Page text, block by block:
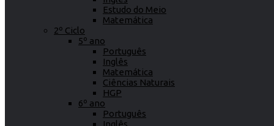
Estudo do Meio
Matemática
2º Ciclo
5º ano
Português
Inglês
Matemática
Ciências Naturais
HGP
6º ano
Português